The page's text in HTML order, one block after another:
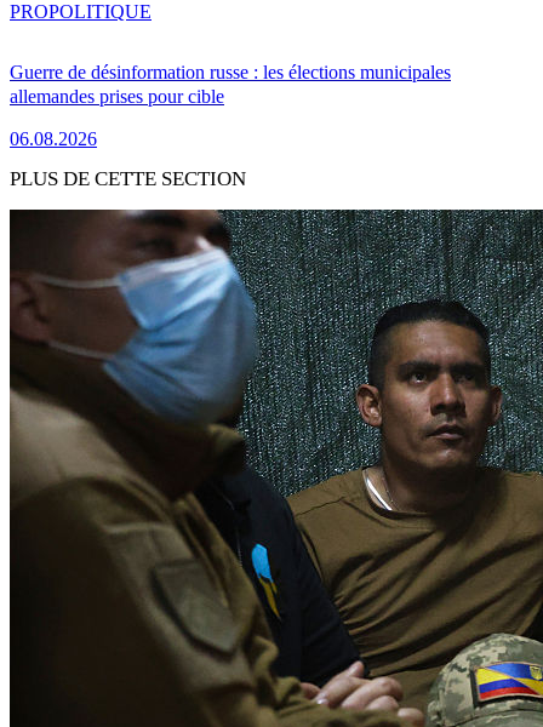
Guerre de désinformation russe : les élections municipales
allemandes prises pour cible
06.08.2026
PROPOLITIQUE
PLUS DE CETTE SECTION